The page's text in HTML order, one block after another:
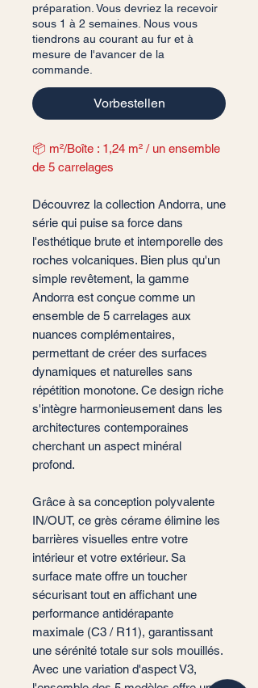
préparation. Vous devriez la recevoir
sous 1 à 2 semaines. Nous vous
tiendrons au courant au fur et à
mesure de l'avancer de la
commande.
Vorbestellen
📦 m²/Boîte : 1,24 m² / un ensemble
de 5 carrelages
Découvrez la collection Andorra, une
série qui puise sa force dans
l'esthétique brute et intemporelle des
roches volcaniques. Bien plus qu'un
simple revêtement, la gamme
Andorra est conçue comme un
ensemble de 5 carrelages aux
nuances complémentaires,
permettant de créer des surfaces
dynamiques et naturelles sans
répétition monotone. Ce design riche
s'intègre harmonieusement dans les
architectures contemporaines
cherchant un aspect minéral
profond.
Grâce à sa conception polyvalente
IN/OUT, ce grès cérame élimine les
barrières visuelles entre votre
intérieur et votre extérieur. Sa
surface mate offre un toucher
sécurisant tout en affichant une
performance antidérapante
maximale (C3 / R11), garantissant
une sérénité totale sur sols mouillés.
Avec une variation d'aspect V3,